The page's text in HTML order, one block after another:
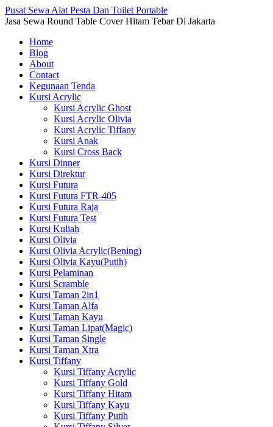
Pusat Sewa Alat Pesta Dan Toilet Portable
Jasa Sewa Round Table Cover Hitam Tebar Di Jakarta
Home
Blog
About
Contact
Kegunaan Tenda
Kursi Acrylic
Kursi Acrylic Ghost
Kursi Acrylic Olivia
Kursi Acrylic Tiffany
Kursi Anak
Kursi Cross Back
Kursi Dinner
Kursi Direktur
Kursi Futura
Kursi Futura FTR-405
Kursi Futura Raja
Kursi Futura Test
Kursi Kuliah
Kursi Olivia
Kursi Olivia Acrylic(Bening)
Kursi Olivia Kayu(Putih)
Kursi Pelaminan
Kursi Scramble
Kursi Taman 2in1
Kursi Taman Alfa
Kursi Taman Kayu
Kursi Taman Lipat(Magic)
Kursi Taman Single
Kursi Taman Xtra
Kursi Tiffany
Kursi Tiffany Acrylic
Kursi Tiffany Gold
Kursi Tiffany Hitam
Kursi Tiffany Kayu
Kursi Tiffany Putih